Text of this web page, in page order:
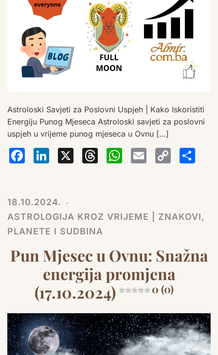
Astroloski Savjeti za Poslovni Uspjeh | Kako Iskoristiti
Energiju Punog Mjeseca Astroloski savjeti za poslovni
uspjeh u vrijeme punog mjeseca u Ovnu […]
Facebook
LinkedIn
X Threads
Email
18.10.2024.
ASTROLOGIJA KROZ VRIJEME | ZNAKOVI,
PLANETE I SUDBINA
Pun Mjesec u Ovnu: Snažna
energija promjena
(17.10.2024)
0 (0)